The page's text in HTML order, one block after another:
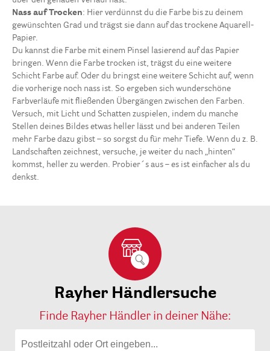
Nass auf Trocken: Hier verdünnst du die Farbe bis zu deinem
gewünschten Grad und trägst sie dann auf das trockene Aquarell-
Papier.
Du kannst die Farbe mit einem Pinsel lasierend auf das Papier
bringen. Wenn die Farbe trocken ist, trägst du eine weitere
Schicht Farbe auf. Oder du bringst eine weitere Schicht auf, wenn
die vorherige noch nass ist. So ergeben sich wunderschöne
Farbverläufe mit fließenden Übergängen zwischen den Farben.
Versuch, mit Licht und Schatten zuspielen, indem du manche
Stellen deines Bildes etwas heller lässt und bei anderen Teilen
mehr Farbe dazu gibst – so sorgst du für mehr Tiefe. Wenn du z. B.
Landschaften zeichnest, versuche, je weiter du nach „hinten“
kommst, heller zu werden. Probier´s aus – es ist einfacher als du
denkst.
Rayher Händlersuche
Finde Rayher Händler in deiner Nähe: